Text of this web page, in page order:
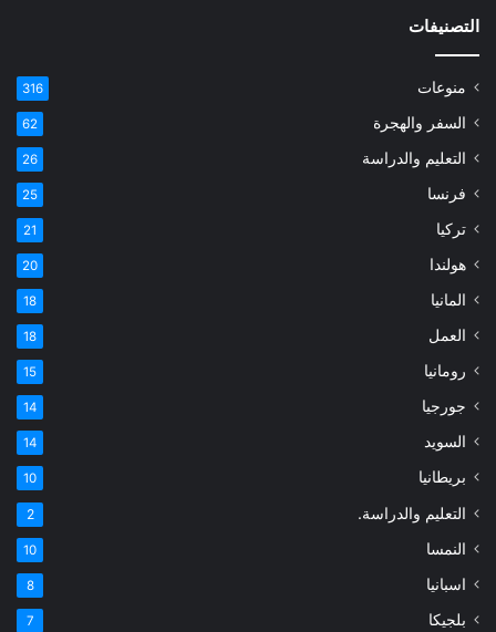
التصنيفات
منوعات 316
السفر والهجرة 62
التعليم والدراسة 26
فرنسا 25
تركيا 21
هولندا 20
المانيا 18
العمل 18
رومانيا 15
جورجيا 14
السويد 14
بريطانيا 10
التعليم والدراسة. 2
النمسا 10
اسبانيا 8
بلجيكا 7